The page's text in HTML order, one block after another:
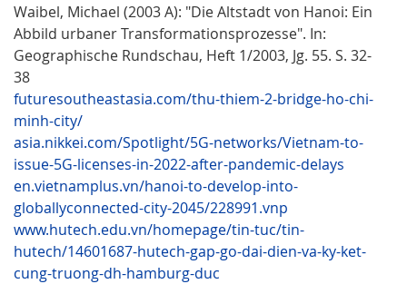
Waibel, Michael (2003 A): "Die Altstadt von Hanoi: Ein
Abbild urbaner Transformationsprozesse". In:
Geographische Rundschau, Heft 1/2003, Jg. 55. S. 32-
38
futuresoutheastasia.com/thu-thiem-2-bridge-ho-chi-
minh-city/
asia.nikkei.com/Spotlight/5G-networks/Vietnam-to-
issue-5G-licenses-in-2022-after-pandemic-delays
en.vietnamplus.vn/hanoi-to-develop-into-
globallyconnected-city-2045/228991.vnp
www.hutech.edu.vn/homepage/tin-tuc/tin-
hutech/14601687-hutech-gap-go-dai-dien-va-ky-ket-
cung-truong-dh-hamburg-duc